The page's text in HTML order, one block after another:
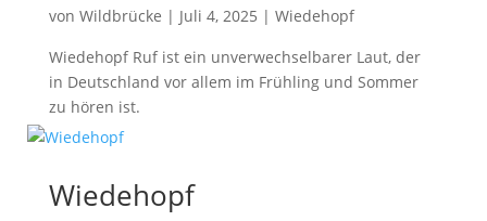
von Wildbrücke | Juli 4, 2025 | Wiedehopf
Wiedehopf Ruf ist ein unverwechselbarer Laut, der
in Deutschland vor allem im Frühling und Sommer
zu hören ist.
Wiedehopf